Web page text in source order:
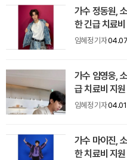
가수 정동원,
한 긴급 치료
임혜정 기자
가수 임영웅,
급 치료비 지원
임혜정 기자
가수 마이진,
한 치료비 지원